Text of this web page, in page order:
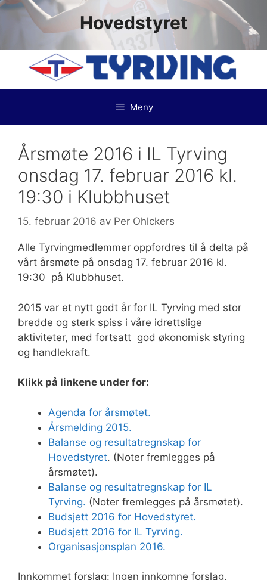
Hopp
Hovedstyret
Meny
Årsmøte 2016 i IL Tyrving
onsdag 17. februar 2016 kl.
19:30 i Klubbhuset
15. februar 2016 av Per Ohlckers
Alle Tyrvingmedlemmer oppfordres til å delta på
vårt årsmøte på onsdag 17. februar 2016 kl.
19:30 på Klubbhuset.
2015 var et nytt godt år for IL Tyrving med stor
bredde og sterk spiss i våre idrettslige
aktiviteter, med fortsatt god økonomisk styring
og handlekraft.
Klikk på linkene under for:
Agenda for årsmøtet.
Årsmelding 2015.
Balanse og resultatregnskap for
Hovedstyret. (Noter fremlegges på
årsmøtet).
Balanse og resultatregnskap for IL
Tyrving. (Noter fremlegges på årsmøtet).
Budsjett 2016 for Hovedstyret.
Budsjett 2016 for IL Tyrving.
Organisasjonsplan 2016.
Innkommet forslag: Ingen innkomne forslag.